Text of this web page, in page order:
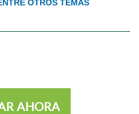
OTROS TEMAS
AHORA